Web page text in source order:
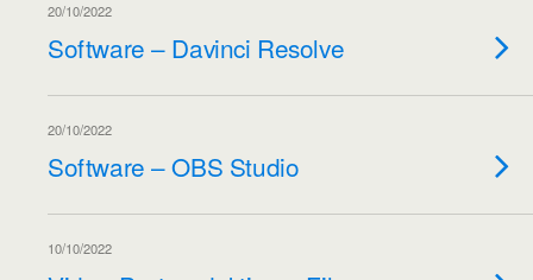
20/10/2022
Software – Davinci Resolve
20/10/2022
Software – OBS Studio
10/10/2022